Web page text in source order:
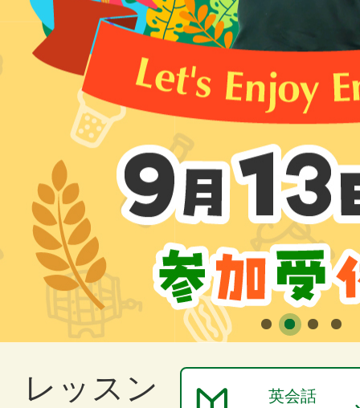
レッスン
英会話